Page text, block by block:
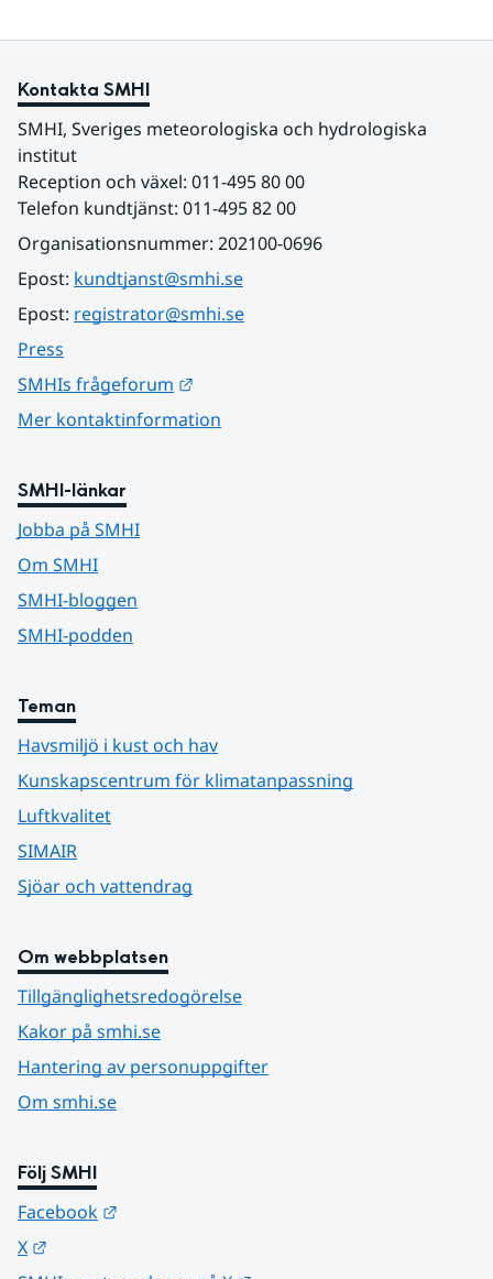
Kontakta SMHI
SMHI, Sveriges meteorologiska och hydrologiska
institut
Reception och växel: 011-495 80 00
Telefon kundtjänst: 011-495 82 00
Organisationsnummer: 202100-0696
Epost: kundtjanst@smhi.se
Epost: registrator@smhi.se
Press
SMHIs frågeforum
Mer kontaktinformation
SMHI-länkar
Jobba på SMHI
Om SMHI
SMHI-bloggen
SMHI-podden
Teman
Havsmiljö i kust och hav
Kunskapscentrum för klimatanpassning
Luftkvalitet
SIMAIR
Sjöar och vattendrag
Om webbplatsen
Tillgänglighetsredogörelse
Kakor på smhi.se
Hantering av personuppgifter
Om smhi.se
Följ SMHI
Facebook
X